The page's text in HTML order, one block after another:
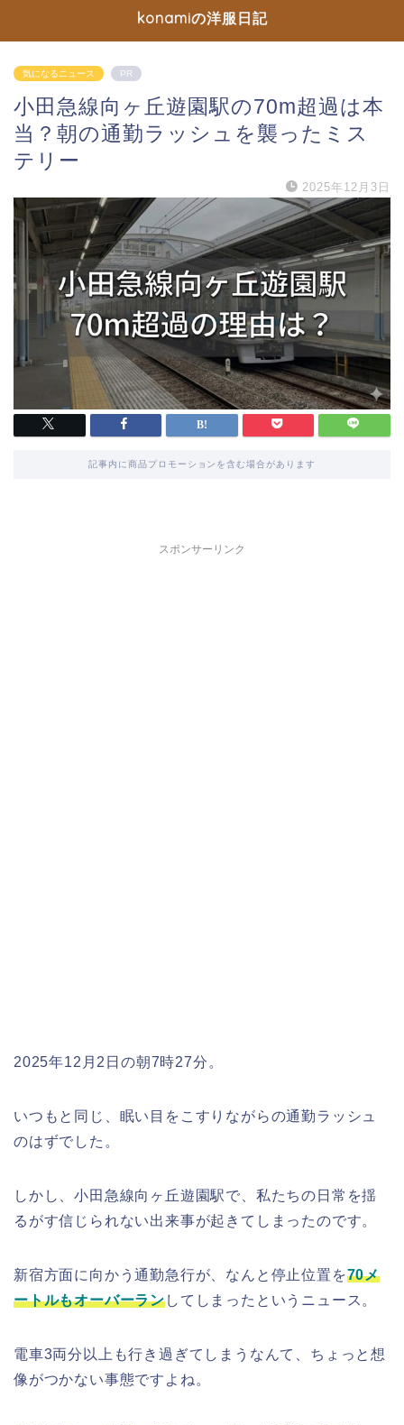
konamiの洋服日記
気になるニュース PR
小田急線向ヶ丘遊園駅の70m超過は本
当？朝の通勤ラッシュを襲ったミス
テリー
2025年12月3日
記事内に商品プロモーションを含む場合があります
スポンサーリンク
2025年12月2日の朝7時27分。
いつもと同じ、眠い目をこすりながらの通勤ラッシュ
のはずでした。
しかし、小田急線向ヶ丘遊園駅で、私たちの日常を揺
るがす信じられない出来事が起きてしまったのです。
新宿方面に向かう通勤急行が、なんと停止位置を70メ
ートルもオーバーランしてしまったというニュース。
電車3両分以上も行き過ぎてしまうなんて、ちょっと想
像がつかない事態ですよね。